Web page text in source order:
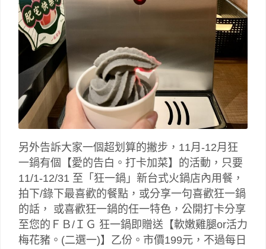
另外告訴大家一個超划算的撇步，11月-12月狂
一鍋有個【愛的告白。打卡加菜】的活動，只要
11/1-12/31 至「狂一鍋」新台式火鍋店內用餐，
拍下/錄下最喜歡的餐點，或分享一句喜歡狂一鍋
的話， 或喜歡狂一鍋的任一特色，公開打卡分享
至您的ＦＢ/ＩＧ 狂一鍋即贈送【軟嫩雞腿or活力
梅花豬。(二選一)】乙份。市價199元，不過每日